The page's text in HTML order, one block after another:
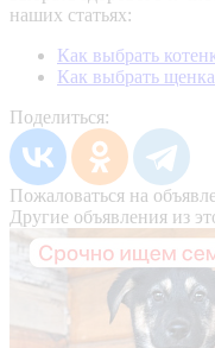
наших статьях:
Как выбрать
Как выбрать щенка
Поделиться:
Пожаловаться на
Другие объявления из